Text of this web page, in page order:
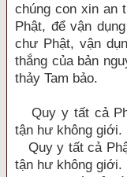
chúng con xin an
Phật, để vận
chư Phật, vận
thắng của bản
thảy Tam bảo.
Quy y tất cả
tận hư không giới.
Quy y tất cả
tận hư không giới.